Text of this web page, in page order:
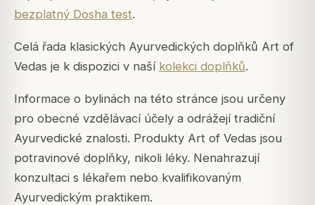
bezplatný Dosha test.
Celá řada klasických Ayurvedických doplňků Art of
Vedas je k dispozici v naší kolekci doplňků.
Informace o bylinách na této stránce jsou určeny
pro obecné vzdělávací účely a odrážejí tradiční
Ayurvedické znalosti. Produkty Art of Vedas jsou
potravinové doplňky, nikoli léky. Nenahrazují
konzultaci s lékařem nebo kvalifikovaným
Ayurvedickým praktikem.